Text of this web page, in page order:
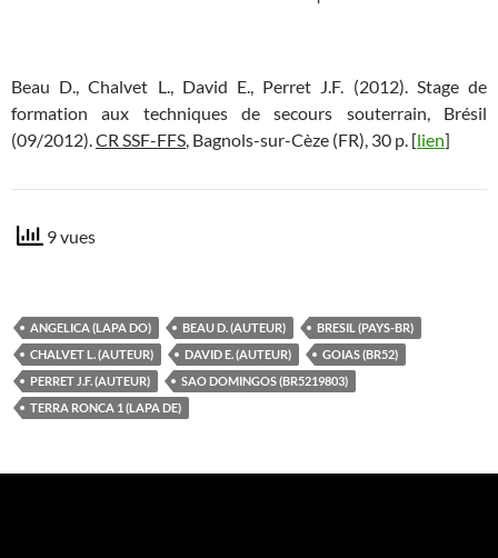
Beau D., Chalvet L., David E., Perret J.F. (2012). Stage de
formation aux techniques de secours souterrain, Brésil
(09/2012). CR SSF-FFS , Bagnols-sur-Cèze (FR), 30 p. [lien]
9 vues
ANGELICA (LAPA DO) BEAU D. (AUTEUR)
BRESIL (PAYS-BR)
CHALVET L. (AUTEUR)
DAVID E. (AUTEUR)
GOIAS (BR52)
PERRET J.F. (AUTEUR)
SAO DOMINGOS (BR5219803)
TERRA RONCA 1 (LAPA DE)